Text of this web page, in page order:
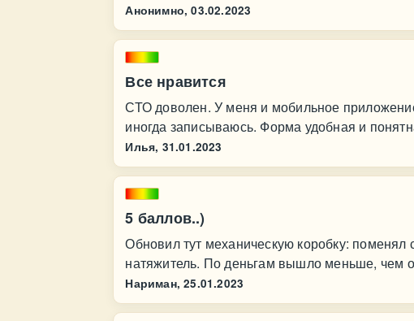
Анонимно, 03.02.2023
Все нравится
СТО доволен. У меня и мобильное
иногда записываюсь. Форма удобная и
Илья, 31.01.2023
5 баллов..)
Обновил тут механическую коробку: поменял
натяжитель. По деньгам вышло меньше, чем
Нариман, 25.01.2023